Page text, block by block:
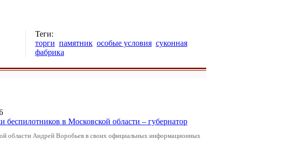
Теги:
торги памятник особые условия суконная
фабрика
беспилотников в Московской области – губернатор
области Андрей Воробьев в своих официальных информационных